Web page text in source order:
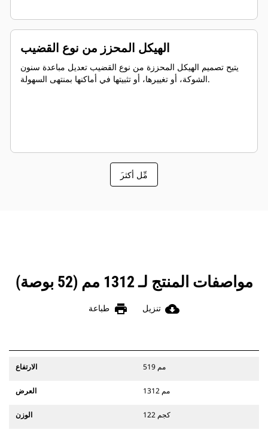
الهيكل المحزز من نوع القضيب
يتيح تصميم الهيكل المحززة من نوع القضيب تعديل مباعدة سنون
الشوكة، أو تغييرها، أو تثبيتها في أماكنها بمنتهى السهولة.
َمِّل أكثر
مواصفات المنتج لـ 1312 مم (52 بوصة)
cloud_download تنزيل print طباعة
الارتفاع 519 مم
العرض 1312 مم
الوزن 122 كجم